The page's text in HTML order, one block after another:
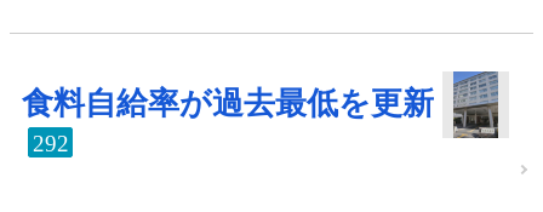
食料自給率が過去最低を更新
292